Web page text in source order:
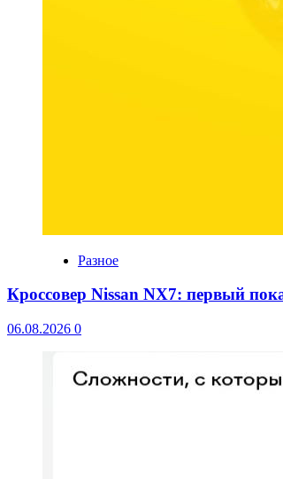
Разное
Кроссовер Nissan NX7: первый
06.08.2026 0